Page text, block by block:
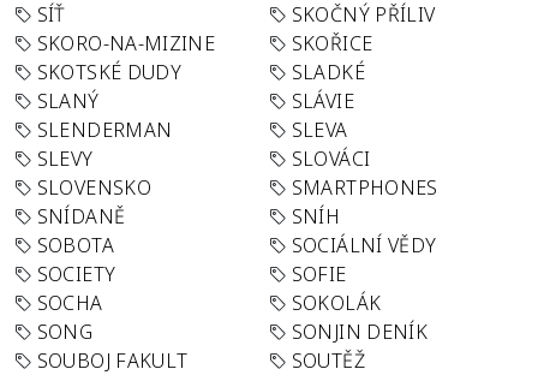
SÍŤ
SKOČNÝ PŘÍLIV
SKORO-NA-MIZINE
SKOŘICE
SKOTSKÉ DUDY
SLADKÉ
SLANÝ
SLÁVIE
SLENDERMAN
SLEVA
SLEVY
SLOVÁCI
SLOVENSKO
SMARTPHONES
SNÍDANĚ
SNÍH
SOBOTA
SOCIÁLNÍ VĚDY
SOCIETY
SOFIE
SOCHA
SOKOLÁK
SONG
SONJIN DENÍK
SOUBOJ FAKULT
SOUTĚŽ